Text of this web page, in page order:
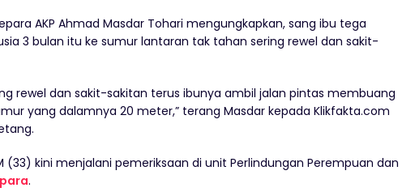
AKP Ahmad Masdar Tohari mengungkapkan, sang ibu tega
3 bulan itu ke sumur lantaran tak tahan sering rewel dan sakit-
rewel dan sakit-sakitan terus ibunya ambil jalan pintas membuang
yang dalamnya 20 meter,” terang Masdar kepada Klikfakta.com
(33) kini menjalani pemeriksaan di unit Perlindungan Perempuan dan
.